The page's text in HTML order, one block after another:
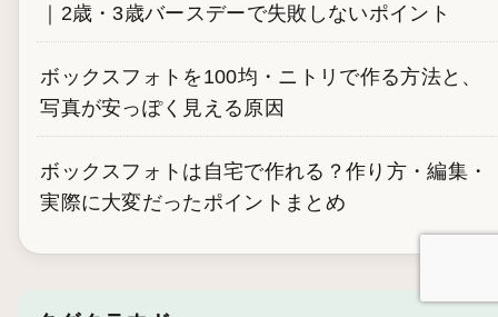
｜2歳・3歳バースデーで失敗しないポイント
ボックスフォトを100均・ニトリで作る方法と、
写真が安っぽく見える原因
ボックスフォトは自宅で作れる？作り方・編集・
実際に大変だったポイントまとめ